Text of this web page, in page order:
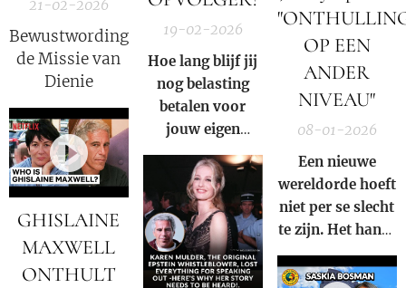
bereikt.
21-02-2026
Bewustwording,
de Missie van
Dienie
19-02-2026
Hoe lang blijf jij
nog belasting
betalen voor
jouw eigen
ondergang?
GHISLAINE
MAXWELL
ONTHULT
OP EEN
ANDER
NIVEAU"
08-01-2026
Een nieuwe
wereldorde hoeft
niet per se slecht
te zijn. Het hangt
ervan af wie
erachter zit. Dit